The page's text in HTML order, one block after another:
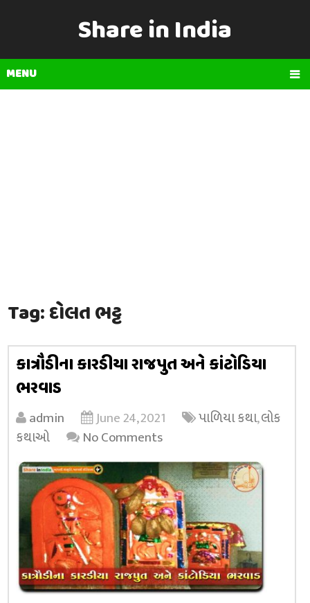
Share in India
MENU
Tag:દોલત ભટ્ટ
કાત્રૌડીના કારડીયા રાજપુત અને કાંટોડિયા
ભરવાડ
admin June 24, 2021 પાળિયા કથા,લોક
કથાઓ
No Comments